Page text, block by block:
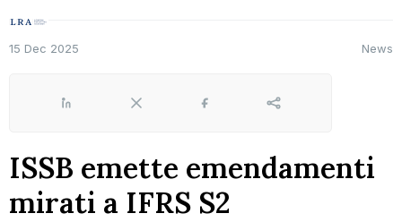
15 Dec 2025 News
LinkedIn X Facebook Share
ISSB emette emendamenti
mirati a IFRS S2